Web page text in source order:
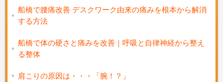
船橋で腰痛改善 デスクワーク由来の痛みを根本から解消
する方法
船橋で体の硬さと痛みを改善｜呼吸と自律神経から整え
る整体
肩こりの原因は・・・「腕！？」